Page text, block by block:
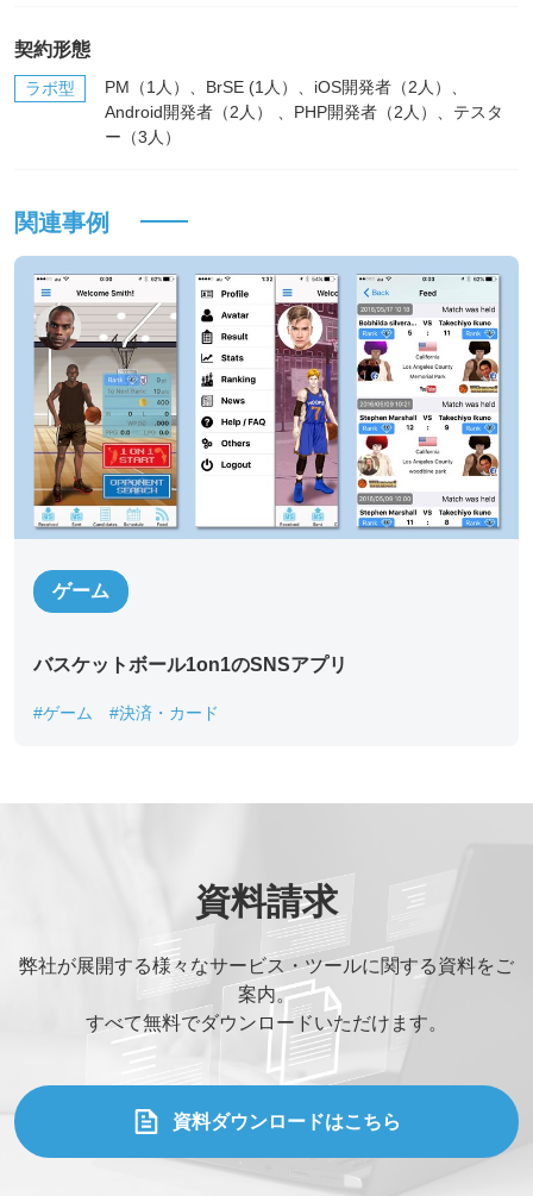
*必須記入事項
貴社名
お名前*
部署名*
ご相談の種類
当社WEBサイトを知った経緯
契約形態
ラボ型
PM（1人）、BrSE (1人）、iOS開発者（2人）、
Android開発者（2人） 、PHP開発者（2人）、テスタ
ー（3人）
関連事例
ゲーム
バスケットボール1on1のSNSアプリ
#ゲーム #決済・カード
資料請求
弊社が展開する様々なサービス・ツールに関する資料をご
案内。
すべて無料でダウンロードいただけます。
資料ダウンロードはこちら